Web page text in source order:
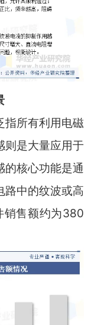
指所有利用电磁
则是大量应用于
的核心功能是通
路中的纹波或高
销售额约为380